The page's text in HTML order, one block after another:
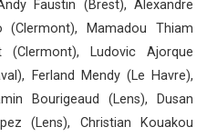
Faustin (Brest), Alexandre
Mamadou Thiam
(Clermont), Ludovic Ajorque
Ferland Mendy (Le Havre),
Bourigeaud (Lens), Dusan
(Lens), Christian Kouakou